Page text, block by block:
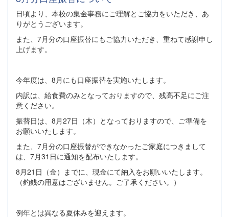
日頃より、本校の集金事務にご理解とご協力をいただき、あ
りがとうございます。
また、7月分の口座振替にもご協力いただき、重ねて感謝申し
上げます。
今年度は、8月にも口座振替を実施いたします。
内訳は、給食費のみとなっておりますので、残高不足にご注
意ください。
振替日は、8月27日（木）となっておりますので、ご準備を
お願いいたします。
また、7月分の口座振替ができなかったご家庭につきまして
は、7月31日に通知を配布いたします。
8月21日（金）までに、現金にて納入をお願いいたします。
（釣銭の用意はございません。ご了承ください。）
例年とは異なる夏休みを迎えます。